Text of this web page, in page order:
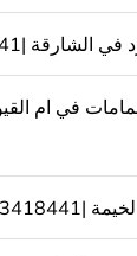
|0503418441